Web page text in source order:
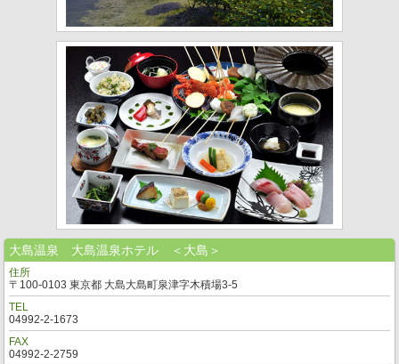
大島温泉 大島温泉ホテル ＜大島＞
住所
〒100-0103 東京都 大島大島町泉津字木積場3-5
TEL
04992-2-1673
FAX
04992-2-2759